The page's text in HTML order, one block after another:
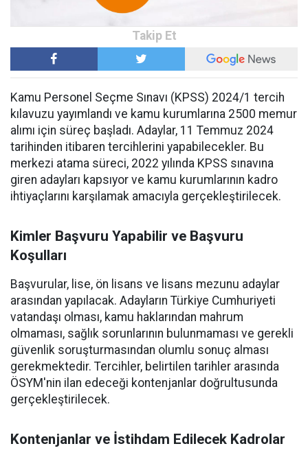
Kamu Personel Seçme Sınavı (KPSS) 2024/1 tercih
kılavuzu yayımlandı ve kamu kurumlarına 2500 memur
alımı için süreç başladı. Adaylar, 11 Temmuz 2024
tarihinden itibaren tercihlerini yapabilecekler. Bu
merkezi atama süreci, 2022 yılında KPSS sınavına
giren adayları kapsıyor ve kamu kurumlarının kadro
ihtiyaçlarını karşılamak amacıyla gerçekleştirilecek.
Kimler Başvuru Yapabilir ve Başvuru
Koşulları
Başvurular, lise, ön lisans ve lisans mezunu adaylar
arasından yapılacak. Adayların Türkiye Cumhuriyeti
vatandaşı olması, kamu haklarından mahrum
olmaması, sağlık sorunlarının bulunmaması ve gerekli
güvenlik soruşturmasından olumlu sonuç alması
gerekmektedir. Tercihler, belirtilen tarihler arasında
ÖSYM'nin ilan edeceği kontenjanlar doğrultusunda
gerçekleştirilecek.
Kontenjanlar ve İstihdam Edilecek Kadrolar